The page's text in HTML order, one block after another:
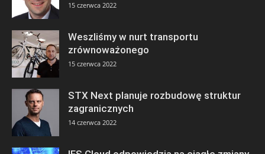
15 czerwca 2022
Weszliśmy w nurt transportu
zrównoważonego
15 czerwca 2022
STX Next planuje rozbudowę struktur
zagranicznych
14 czerwca 2022